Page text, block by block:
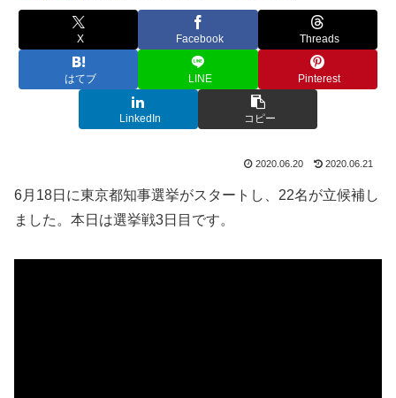
X Facebook Threads
はてブ LINE Pinterest
LinkedIn コピー
2020.06.20 2020.06.21
6月18日に東京都知事選挙がスタートし、22名が立候補し
ました。本日は選挙戦3日目です。